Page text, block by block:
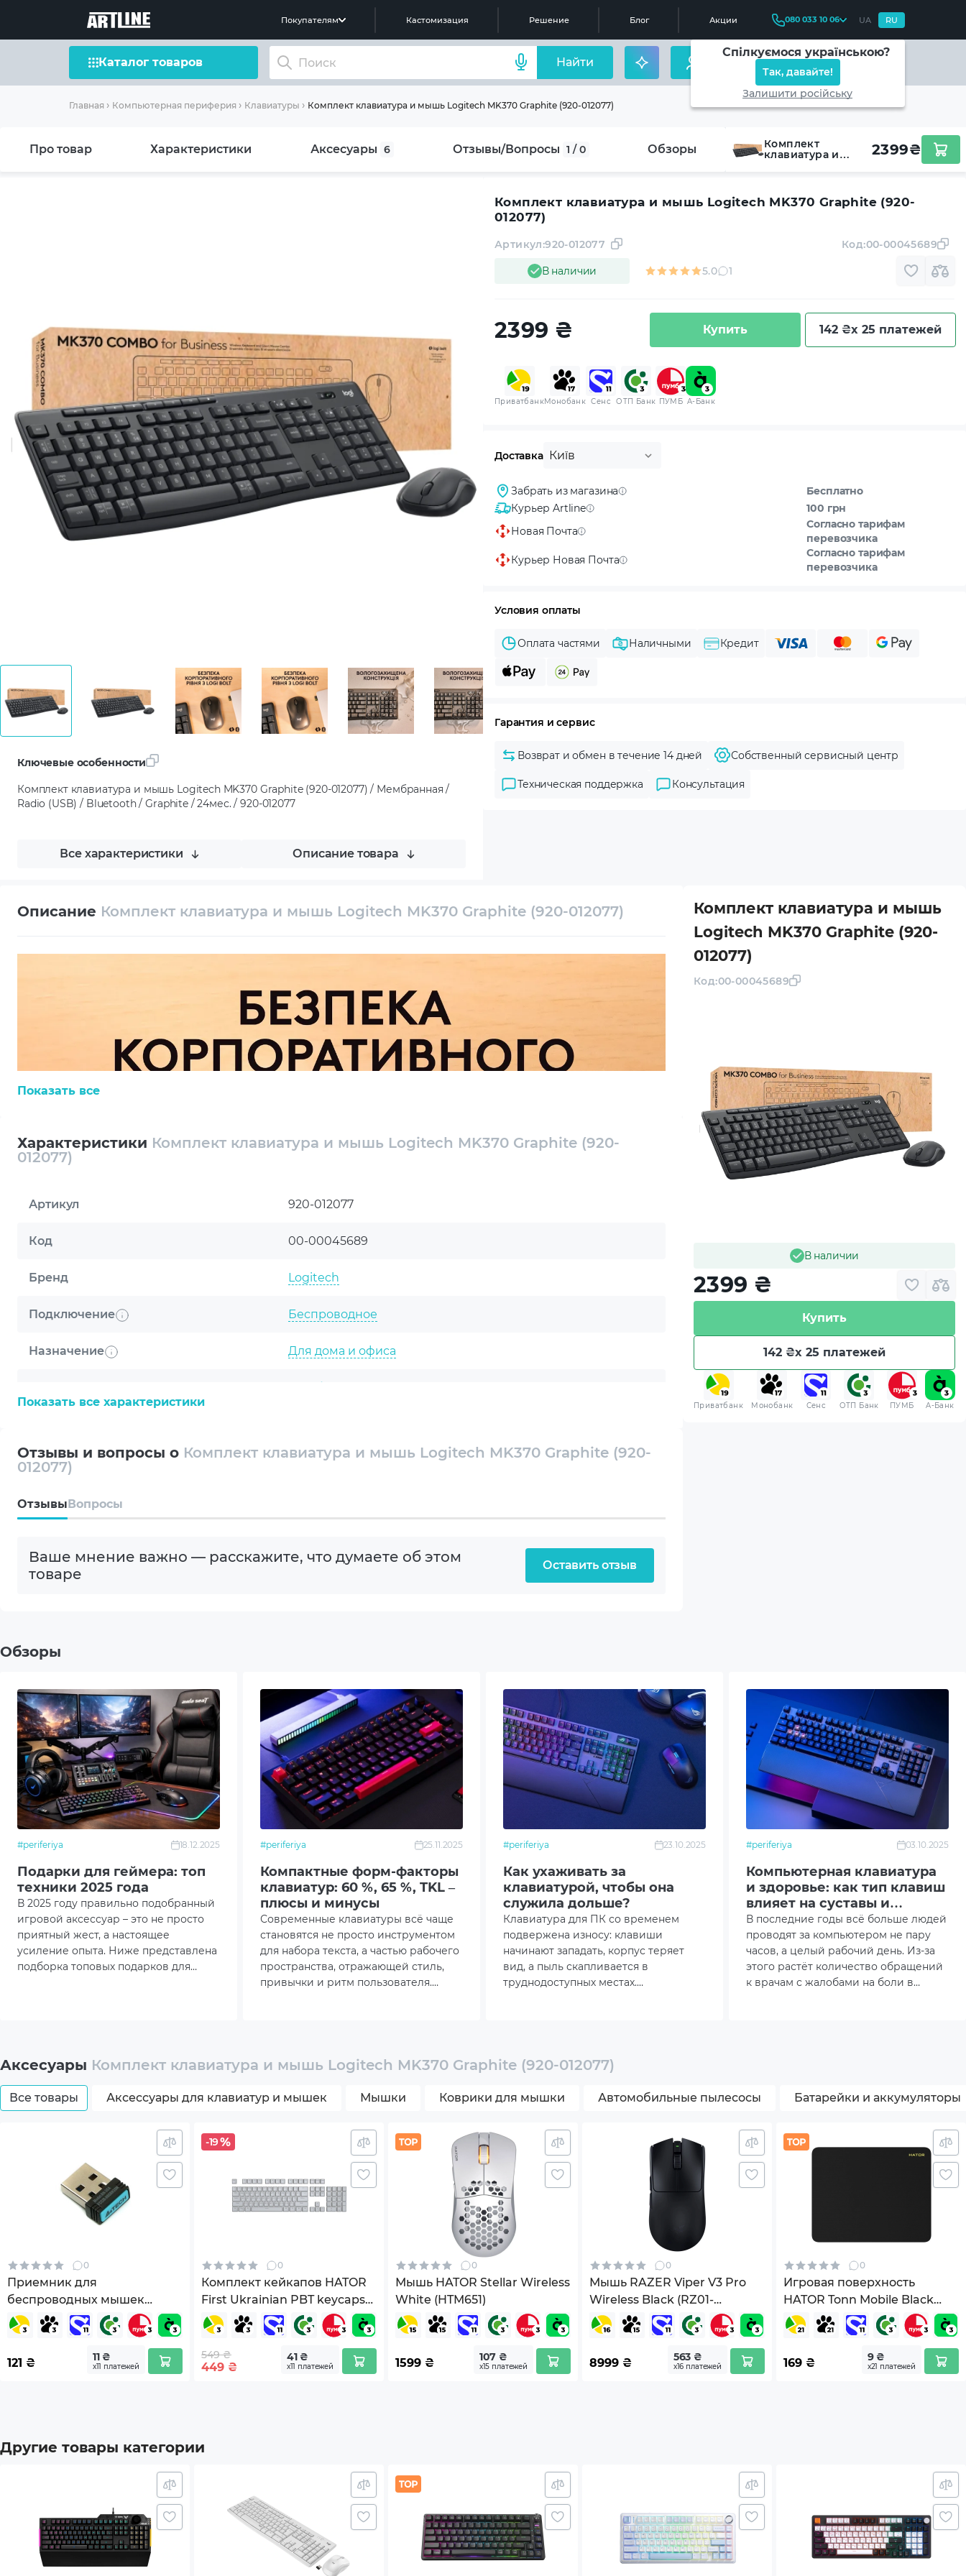
Покупателям Кастомизация Решение Блог Акции 080 033 10 06 UA RU
Спілкуємося українською?
Так, давайте!
Залишити російську
Каталог товаров Найти
Главная Компьютерная периферия Клавиатуры Комплект клавиатура и мышь Logitech MK370 Graphite (920-012077)
Про товар Характеристики Аксесуары 6 Отзывы/Вопросы 1 / 0 Обзоры
Комплект
клавиатура и
2399₴
Ключевые особенности
Комплект клавиатура и мышь Logitech MK370 Graphite (920-012077) / Мембранная /
Radio (USB) / Bluetooth / Graphite / 24мес. / 920-012077
Все характеристики Описание товара
Комплект клавиатура и мышь Logitech MK370 Graphite (920-
012077)
В наличии
Артикул:920-012077
5.0 1
Код:00-00045689
2399 ₴ Купить 142 ₴x 25 платежей
ПриватбанкМонобанк Сенс ОТП Банк ПУМБ A-Банк
Доставка Київ
Забрать из магазина
Бесплатно
Курьер Artline
100 грн
Новая Почта
Согласно тарифам
перевозчика
Курьер Новая Почта
Согласно тарифам
перевозчика
Условия оплаты
Оплата частями Наличными Кредит
Гарантия и сервис
Возврат и обмен в течение 14 дней Собственный сервисный центр
Техническая поддержка Консультация
Описание Комплект клавиатура и мышь Logitech MK370 Graphite (920-012077)
Показать все
Характеристики Комплект клавиатура и мышь Logitech MK370 Graphite (920-
012077)
Артикул 920-012077
Код 00-00045689
Бренд Logitech
Подключение Беспроводное
Назначение Для дома и офиса
Количество клавиш 112 (К) | 3 (М)
Цифровой блок
Разрешение сенсора мыши 1000 DPI
Дизайн мыши Симметричный
Программное обеспечение Logi Options+
Дополнительный опционал/
Защита от пролива жидкости
Мультимедийные клавиши для управления
Симметричный дизайн мыши
Комплектация Мышка
Руководство пользователя
Гарантия 24мес.
*Характеристики и комплектация товара могут изменяться изготовителем без уведомления.
Показать все характеристики
Отзывы и вопросы о Комплект клавиатура и мышь Logitech MK370 Graphite (920-
012077)
OтзывыВопросы
Ваше мнение важно — расскажите, что думаете об этом
товаре
Оставить отзыв
Комплект клавиатура и мышь
Logitech MK370 Graphite (920-
012077)
Код:00-00045689
В наличии
2399 ₴
Купить
142 ₴x 25 платежей
Приватбанк Монобанк Сенс ОТП Банк ПУМБ A-Банк
Обзоры
#periferiya 18.12.2025
Подарки для геймера: топ
техники 2025 года
В 2025 году правильно подобранный
игровой аксессуар – это не просто
приятный жест, а настоящее
усиление опыта. Ниже представлена
подборка топовых подарков для
#periferiya 25.11.2025
Компактные форм-факторы
клавиатур: 60 %, 65 %, TKL –
плюсы и минусы
Современные клавиатуры всё чаще
становятся не просто инструментом
для набора текста, а частью рабочего
пространства, отражающей стиль,
привычки и ритм пользователя.
столе, при этом сохраняют все
ключевые функции.
#periferiya 23.10.2025
Как ухаживать за
клавиатурой, чтобы она
служила дольше?
Клавиатура для ПК со временем
подвержена износу: клавиши
начинают западать, корпус теряет
вид, а пыль скапливается в
труднодоступных местах.
#periferiya 03.10.2025
Компьютерная клавиатура
и здоровье: как тип клавиш
влияет на суставы и
скорость печати?
В последние годы всё больше людей
проводят за компьютером не пару
часов, а целый рабочий день. Из-за
этого растёт количество обращений
к врачам с жалобами на боли в
нагрузку и помогает печатать
конструкция клавиш влияет на
здоровье.
Аксесуары Комплект клавиатура и мышь Logitech MK370 Graphite (920-012077)
Все товары Аксессуары для клавиатур и мышек Мышки Коврики для мышки Автомобильные пылесосы Батарейки и аккумуляторы
0
Приемник для
беспроводных мышек
A4Tech RN-30A
121 ₴ 11 ₴
х11 платежей
-19
0
Комплект кейкапов HATOR
First Ukrainian PBT keycaps
Gray (HTS-137)
549 ₴
449 ₴
41 ₴
х11 платежей
0
Мышь HATOR Stellar Wireless
White (HTM651)
1599 ₴ 107 ₴
х15 платежей
0
Мышь RAZER Viper V3 Pro
Wireless Black (RZ01-
05120100-R3G1)
8999 ₴ 563 ₴
х16 платежей
0
Игровая поверхность
HATOR Tonn Mobile Black
(HTP-1000)
169 ₴ 9 ₴
х21 платежей
Другие товары категории